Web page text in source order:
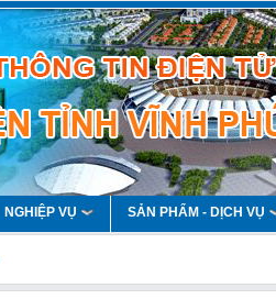
NGHIỆP VỤ SẢN PHẨM - DỊCH VỤ